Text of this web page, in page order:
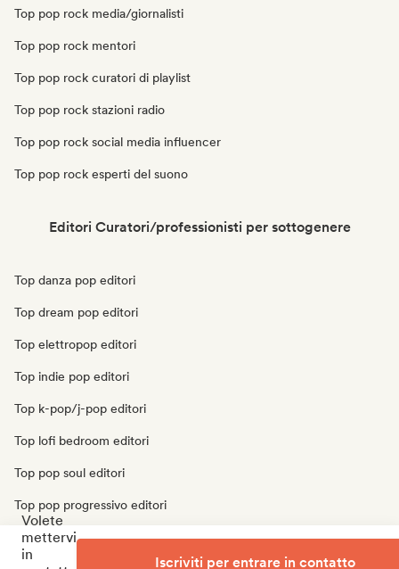
Top pop rock media/giornalisti
Top pop rock mentori
Top pop rock curatori di playlist
Top pop rock stazioni radio
Top pop rock social media influencer
Top pop rock esperti del suono
Editori Curatori/professionisti per sottogenere
Top danza pop editori
Top dream pop editori
Top elettropop editori
Top indie pop editori
Top k-pop/j-pop editori
Top lofi bedroom editori
Top pop soul editori
Top pop progressivo editori
Top pop psichedelico editori
Volete
mettervi
in
Iscriviti per entrare in contatto